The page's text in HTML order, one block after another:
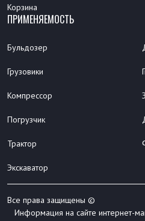
Корзина
ПРИМЕНЯЕМОСТЬ
Бульдозер
Грузовики
Компрессор
Погрузчик
Трактор
Экскаватор
Все права защищены ©
Информация на сайте интернет-